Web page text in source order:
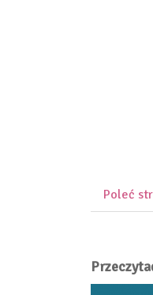
Poleć